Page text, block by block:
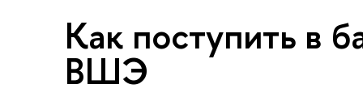
Как поступить в
ВШЭ